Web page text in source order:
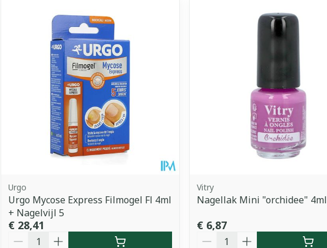
minimale en maximale prijswaarden aan te passen.
Urgo
Urgo Mycose Express Filmogel Fl 4ml
+ Nagelvijl 5
€ 28,41
Aantal
Vitry
Nagellak Mini "orchidee" 4ml
€ 6,87
Aantal